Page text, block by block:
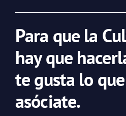
Para que la
hay que
te gusta lo
asóciate.